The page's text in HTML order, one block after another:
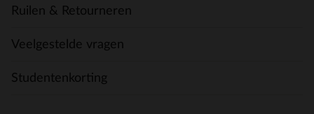
Ruilen & Retourneren
Veelgestelde vragen
Studentenkorting